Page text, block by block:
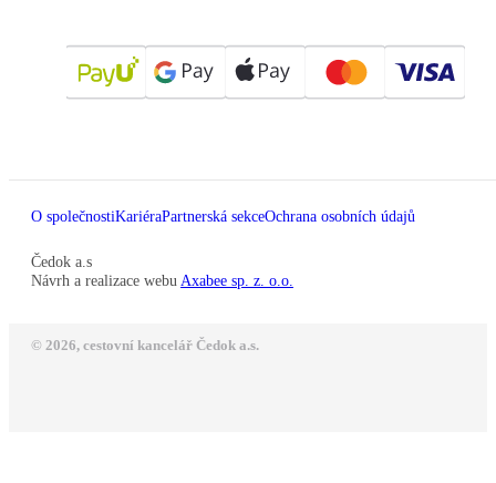
O společnostiKariéraPartnerská sekceOchrana osobních údajů
Čedok a.s
Návrh a realizace webu Axabee sp. z. o.o.
© 2026, cestovní kancelář Čedok a.s.